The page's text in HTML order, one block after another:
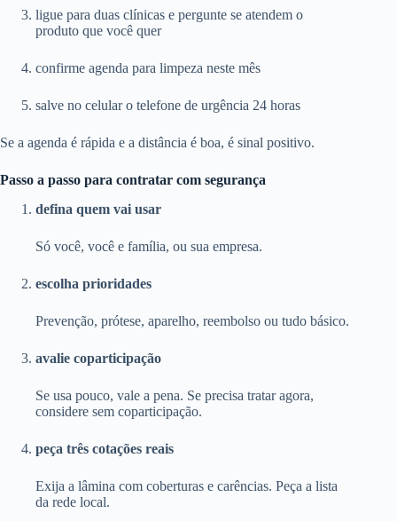
ligue para duas clínicas e pergunte se atendem o
produto que você quer
confirme agenda para limpeza neste mês
salve no celular o telefone de urgência 24 horas
Se a agenda é rápida e a distância é boa, é sinal positivo.
Passo a passo para contratar com segurança
defina quem vai usar
Só você, você e família, ou sua empresa.
escolha prioridades
Prevenção, prótese, aparelho, reembolso ou tudo básico.
avalie coparticipação
Se usa pouco, vale a pena. Se precisa tratar agora,
considere sem coparticipação.
peça três cotações reais
Exija a lâmina com coberturas e carências. Peça a lista
da rede local.